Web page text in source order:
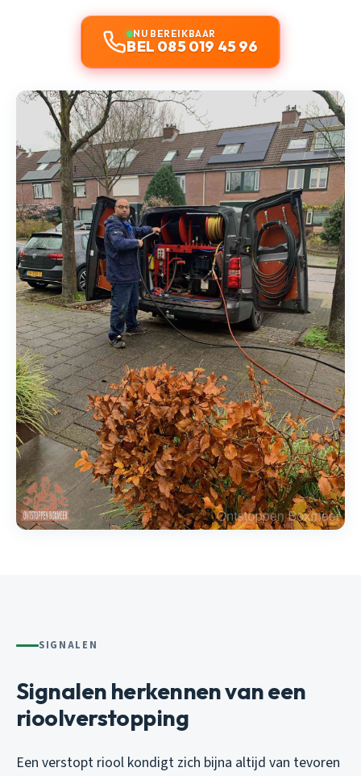
NU BEREIKBAAR
BEL 085 019 45 96
SIGNALEN
Signalen herkennen van een
rioolverstopping
Een verstopt riool kondigt zich bijna altijd van tevoren